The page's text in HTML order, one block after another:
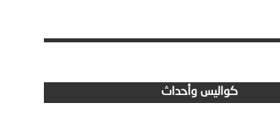
كواليس وأحداث